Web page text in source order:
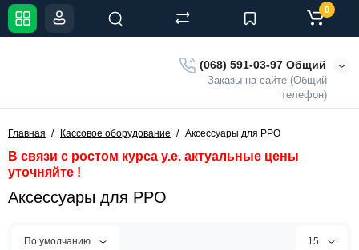
(068) 591-03-97 Общий
Заказы на сайте (Общий
телефон)
0
Главная Кассовое оборудование Аксессуары для РРО
В связи с ростом курса у.е. актуальные цены
уточняйте !
Аксессуары для РРО
По умолчанию 15